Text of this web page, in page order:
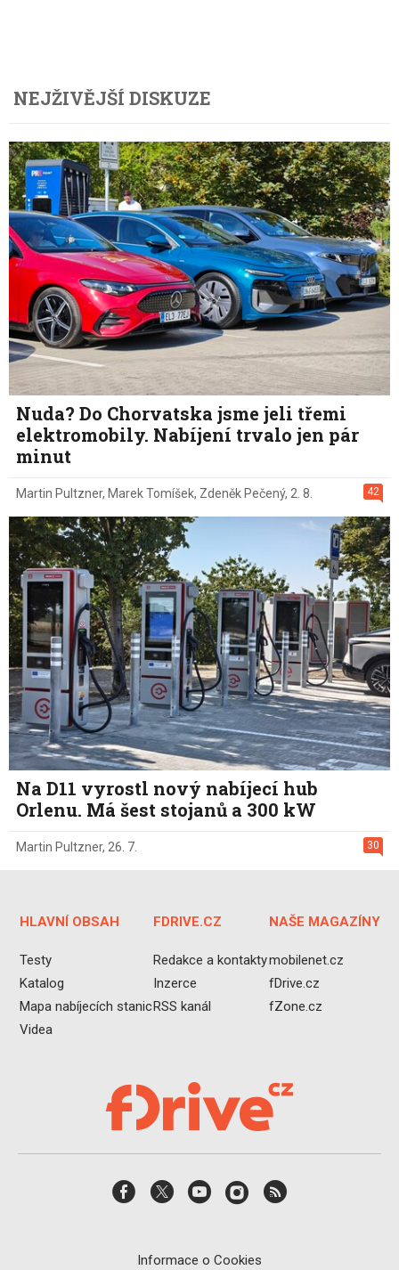
NEJŽIVĚJŠÍ DISKUZE
Nuda? Do Chorvatska jsme jeli třemi
elektromobily. Nabíjení trvalo jen pár
minut
42
Martin Pultzner, Marek Tomíšek, Zdeněk Pečený, 2. 8.
Na D11 vyrostl nový nabíjecí hub
Orlenu. Má šest stojanů a 300 kW
30
Martin Pultzner, 26. 7.
HLAVNÍ OBSAH
Testy
Katalog
Mapa nabíjecích stanic
Videa
FDRIVE.CZ
Redakce a kontakty
Inzerce
RSS kanál
NAŠE MAGAZÍNY
mobilenet.cz
fDrive.cz
fZone.cz
Informace o Cookies